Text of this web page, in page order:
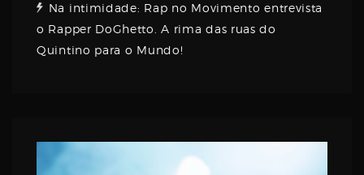
Na intimidade: Rap no Movimento entrevista
o Rapper DoGhetto. A rima das ruas do
Quintino para o Mundo!